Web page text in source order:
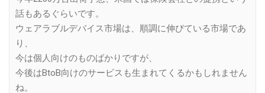
話もあるぐらいです。
ウェアラブルデバイス市場は、順調に伸びている市場であ
り、
今は個人向けのものばかりですが、
今後はBtoB向けのサービスも生まれてくるかもしれません
ね。